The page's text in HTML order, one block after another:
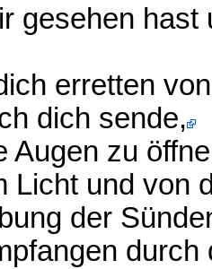
gesehen
erretten
dich sende,
Augen zu
Licht und von
der